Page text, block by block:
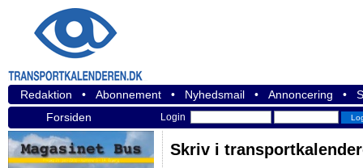
Redaktion • Abonnement • Nyhedsmail • Annoncering •
Forsiden
Login
Skriv i